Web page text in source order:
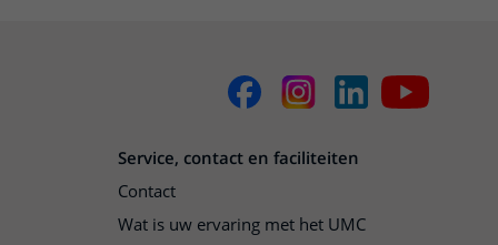
Service, contact en faciliteiten
Contact
Wat is uw ervaring met het UMC